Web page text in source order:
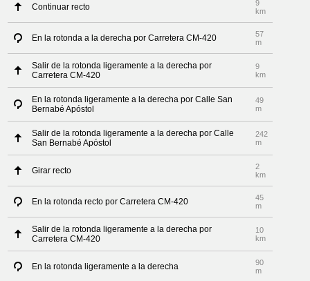
Continuar recto
9
km
En la rotonda a la derecha por Carretera CM-420
57
m
Salir de la rotonda ligeramente a la derecha por
Carretera CM-420
9
km
En la rotonda ligeramente a la derecha por Calle San
Bernabé Apóstol
49
m
Salir de la rotonda ligeramente a la derecha por Calle
San Bernabé Apóstol
242
m
Girar recto
2
km
En la rotonda recto por Carretera CM-420
45
m
Salir de la rotonda ligeramente a la derecha por
Carretera CM-420
10
km
En la rotonda ligeramente a la derecha
90
m